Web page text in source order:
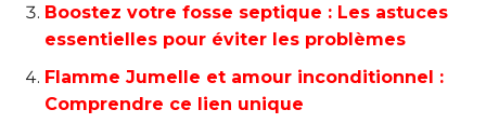
Boostez votre fosse septique : Les astuces
essentielles pour éviter les problèmes
Flamme Jumelle et amour inconditionnel :
Comprendre ce lien unique